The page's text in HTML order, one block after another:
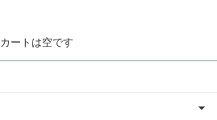
カートは空です